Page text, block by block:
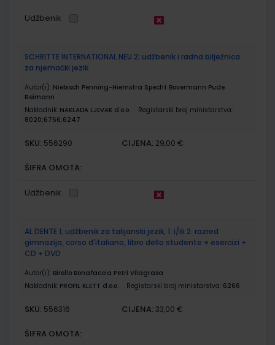
Udžbenik
SCHRITTE INTERNATIONAL NEU 2; udžbenik i radna bilježnica
za njemački jezik
Autor(i): Niebisch Penning-Hiemstra Specht Bovermann Pude
Reimann
Nakladnik: NAKLADA LJEVAK d.o.o.
Registarski broj ministarstva:
8020;6766;6247
SKU: 556290 CIJENA: 29,00 €
ŠIFRA OMOTA:
Udžbenik
AL DENTE 1; udžbenik za talijanski jezik, 1. i/ili 2. razred
gimnazija, corso d'italiano, libro dello studente + esercizi +
CD + DVD
Autor(i): Birello Bonafaccia Petri Vilagrasa
Nakladnik: PROFIL KLETT d.o.o. Registarski broj ministarstva: 6266
SKU: 556316 CIJENA: 33,00 €
ŠIFRA OMOTA: